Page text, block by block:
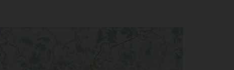
Capriati a Volturno - S. Messa nella Parrocchia S. Maria